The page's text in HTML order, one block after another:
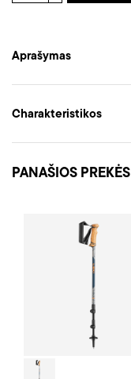
Aprašymas
Charakteristikos
PANAŠIOS PREKĖS